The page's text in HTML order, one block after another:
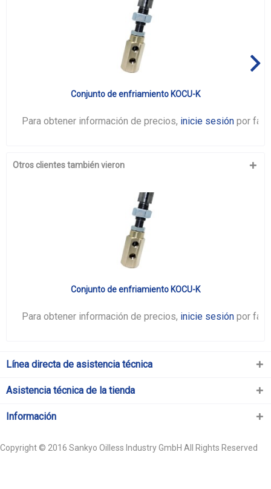
Conjunto de enfriamiento KOCU-K
Para obtener información de precios, inicie sesión por
Otros clientes también vieron
Conjunto de enfriamiento KOCU-K
Para obtener información de precios, inicie sesión por
Línea directa de asistencia técnica
Asistencia técnica de la tienda
Información
Copyright © 2016 Sankyo Oilless Industry GmbH All Rights Reserved